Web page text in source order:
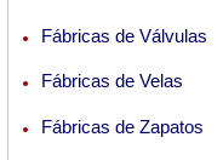
Fábricas de Válvulas
Fábricas de Velas
Fábricas de Zapatos